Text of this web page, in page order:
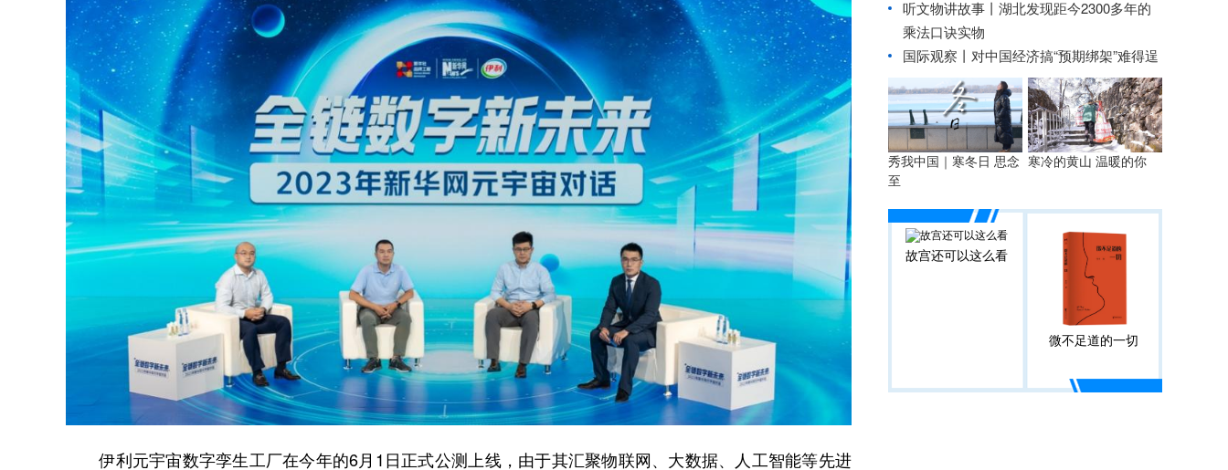
伊利元宇宙数字孪生工厂在今年的6月1日正式公测上线，由于其汇聚物联网、大数据、人工智能等先进
听文物讲故事丨湖北发现距今2300多年的
乘法口诀实物
国际观察丨 对中国经济搞“预期绑架”难得逞
秀我中国｜寒冬日 思念
至
寒冷的黄山 温暖的你
故宫还可以这么看
微不足道的一切